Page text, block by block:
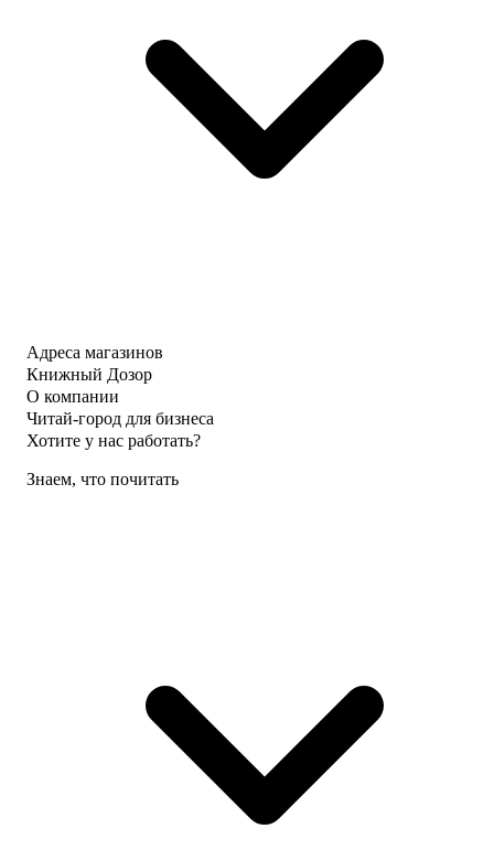
Адреса магазинов
Книжный Дозор
О компании
Читай-город для бизнеса
Хотите у нас работать?
Знаем, что почитать